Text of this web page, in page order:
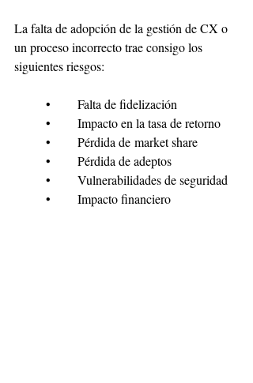
La falta de adopción de la gestión de CX o
un proceso incorrecto trae consigo los
siguientes riesgos:
	•	Falta de fidelización
	•	Impacto en la tasa de retorno
	•	Pérdida de market share
	•	Pérdida de adeptos
	•	Vulnerabilidades de seguridad
	•	Impacto financiero